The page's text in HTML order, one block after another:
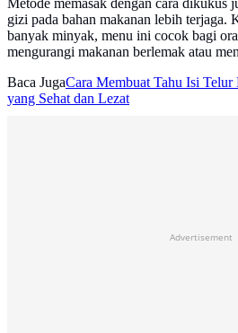
Metode memasak dengan cara dikukus
gizi pada bahan makanan lebih terjaga.
banyak minyak, menu ini cocok bagi
mengurangi makanan berlemak atau
Baca JugaCara Membuat Tahu Isi
yang Sehat dan Lezat
Advertisement